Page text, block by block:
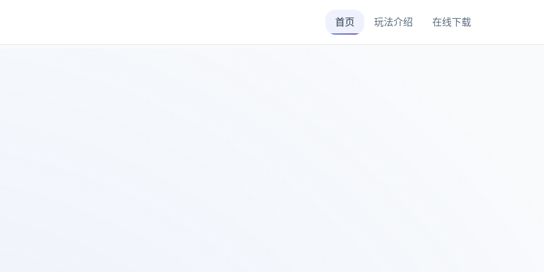
首页 玩法介绍 在线下载